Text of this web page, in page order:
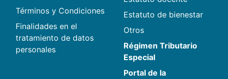
Términos y Condiciones
Finalidades en el
tratamiento de datos
personales
Estatuto de bienestar
Otros
Régimen Tributario
Especial
Portal de la